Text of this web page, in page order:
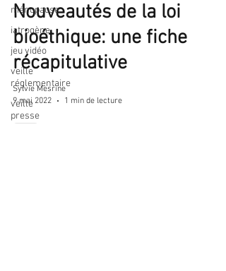
ménopause
iatrogène
jeu vidéo
veille
réglementaire
veille
presse
Nouveautés de la loi
bioéthique: une fiche
récapitulative
Sylvie Mesrine
9 mai 2022
1 min de lecture